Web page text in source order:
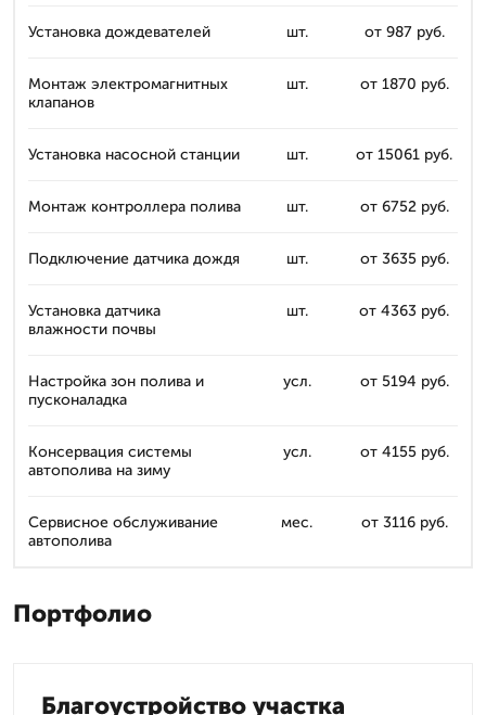
Установка дождевателей шт. от 987 руб.
Монтаж электромагнитных
клапанов
шт. от 1870 руб.
Установка насосной станции шт. от 15061 руб.
Монтаж контроллера полива шт. от 6752 руб.
Подключение датчика дождя шт. от 3635 руб.
Установка датчика
влажности почвы
шт. от 4363 руб.
Настройка зон полива и
пусконаладка
усл. от 5194 руб.
Консервация системы
автополива на зиму
усл. от 4155 руб.
Сервисное обслуживание
автополива
мес. от 3116 руб.
Портфолио
Благоустройство участка